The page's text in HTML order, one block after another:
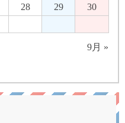
28 29
30
9月 »